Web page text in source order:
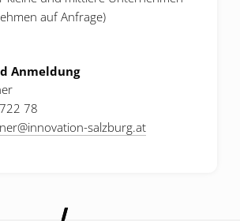
auf Anfrage)
Anmeldung
78
@innovation-salzburg.at